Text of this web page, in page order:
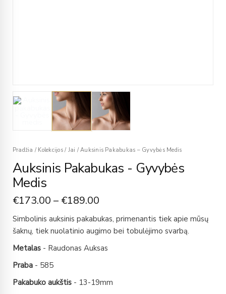
Pradžia / Kolekcijos / Jai /Auksinis Pakabukas – Gyvybės Medis
Auksinis Pakabukas - Gyvybės
Medis
€173.00 – €189.00
Simbolinis auksinis pakabukas, primenantis tiek apie mūsų
šaknų, tiek nuolatinio augimo bei tobulėjimo svarbą.
Metalas - Raudonas Auksas
Praba - 585
Pakabuko aukštis - 13-19mm